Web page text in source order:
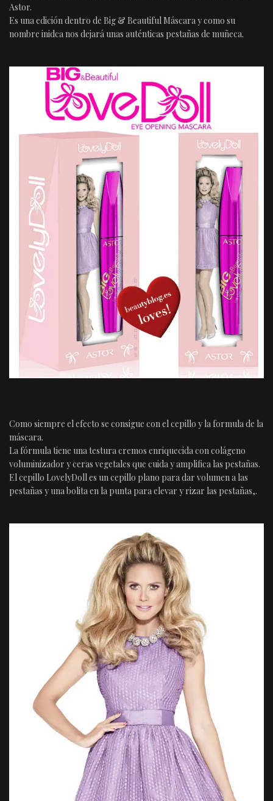
Astor.
Es una edición dentro de Big & Beautiful Máscara y como su
nombre inidca nos dejará unas auténticas pestañas de muñeca.
Como siempre el efecto se consigue con el cepillo y la formula de la
máscara.
La fórmula tiene una testura cremos enriquecida con colágeno
voluminizador y ceras vegetales que cuida y amplifica las pestañas.
El cepillo LovelyDoll es un cepillo plano para dar volumen a las
pestañas y una bolita en la punta para elevar y rizar las pestañas,.